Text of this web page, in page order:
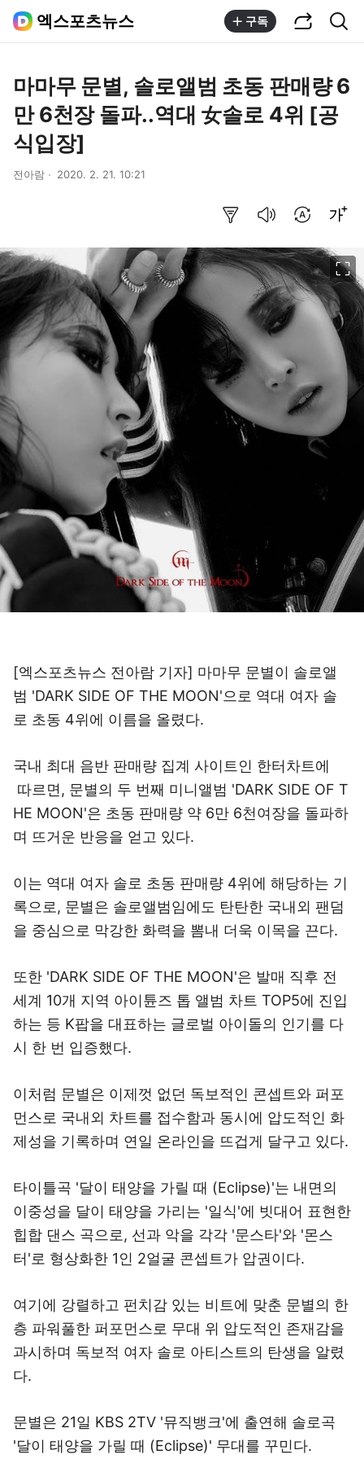
엑스포츠뉴스 구독
마마무 문별, 솔로앨범 초동 판매량 6
만 6천장 돌파..역대 女솔로 4위 [공
식입장]
전아람 2020. 2. 21. 10:21
[엑스포츠뉴스 전아람 기자] 마마무 문별이 솔로앨
범 'DARK SIDE OF THE MOON'으로 역대 여자 솔
로 초동 4위에 이름을 올렸다.
국내 최대 음반 판매량 집계 사이트인 한터차트에
따르면, 문별의 두 번째 미니앨범 'DARK SIDE OF T
HE MOON'은 초동 판매량 약 6만 6천여장을 돌파하
며 뜨거운 반응을 얻고 있다.
이는 역대 여자 솔로 초동 판매량 4위에 해당하는 기
록으로, 문별은 솔로앨범임에도 탄탄한 국내외 팬덤
을 중심으로 막강한 화력을 뽐내 더욱 이목을 끈다.
또한 'DARK SIDE OF THE MOON'은 발매 직후 전
세계 10개 지역 아이튠즈 톱 앨범 차트 TOP5에 진입
하는 등 K팝을 대표하는 글로벌 아이돌의 인기를 다
시 한 번 입증했다.
이처럼 문별은 이제껏 없던 독보적인 콘셉트와 퍼포
먼스로 국내외 차트를 접수함과 동시에 압도적인 화
제성을 기록하며 연일 온라인을 뜨겁게 달구고 있다.
타이틀곡 '달이 태양을 가릴 때 (Eclipse)'는 내면의
이중성을 달이 태양을 가리는 '일식'에 빗대어 표현한
힙합 댄스 곡으로, 선과 악을 각각 '문스타'와 '몬스
터'로 형상화한 1인 2얼굴 콘셉트가 압권이다.
여기에 강렬하고 펀치감 있는 비트에 맞춘 문별의 한
층 파워풀한 퍼포먼스로 무대 위 압도적인 존재감을
과시하며 독보적 여자 솔로 아티스트의 탄생을 알렸
다.
문별은 21일 KBS 2TV '뮤직뱅크'에 출연해 솔로곡
'달이 태양을 가릴 때 (Eclipse)' 무대를 꾸민다.